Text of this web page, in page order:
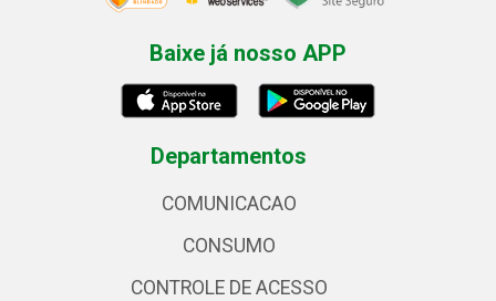
Baixe já nosso APP
Departamentos
COMUNICACAO
CONSUMO
CONTROLE DE ACESSO